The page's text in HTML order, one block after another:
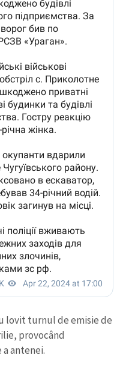
lovit turnul de emisie de
provocând
antenei.